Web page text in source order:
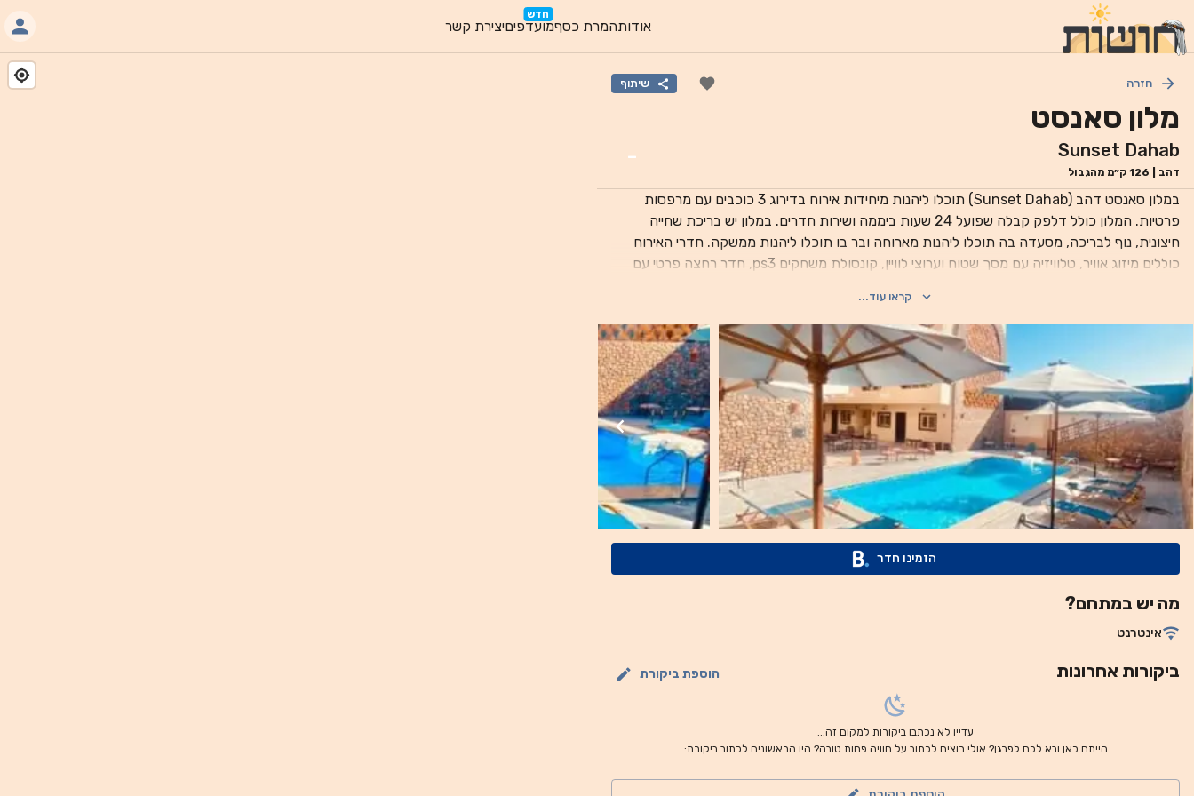
אודותהמרת כסף
חדש
מועדפיםיצירת קשר
חזרה שיתוף
מלון סאנסט
Sunset Dahab
דהב 126 ק״מ מהגבול
-
במלון סאנסט דהב (Sunset Dahab) תוכלו ליהנות מיחידות אירוח בדירוג 3 כוכבים עם מרפסות
פרטיות. המלון כולל דלפק קבלה שפועל 24 שעות ביממה ושירות חדרים. במלון יש בריכת שחייה
חיצונית, נוף לבריכה, מסעדה בה תוכלו ליהנות מארוחה ובר בו תוכלו ליהנות ממשקה. חדרי האירוח
כוללים מיזוג אוויר, טלוויזיה עם מסך שטוח וערוצי לוויין, קונסולת משחקים ps3, חדר רחצה פרטי עם
ובסביבתה, כגון רכיבה על אופניים. נקודות עניין פופולריות בקרבת המלון כוללות את מרכז הצלילה
פינגווין דייברס (Penguin Divers), את סדק פוליקליניק (Sadec Polyclinic) ואת אדוונצ'ר ספורט
דייבינג אנד ספארי (Adventure Sport Diving and Safari). נמל התעופה הקרוב ביותר הוא נמל
התעופה הבינלאומי שארם-א-שייח (Sharm el-Sheikh International) שנמצא במרחק 58 ק“מ,
ומקום האירוח מציע שירות הסעות בתשלום מ/אל נמל התעופה.
קראו עוד...
הזמינו חדר
מה יש במתחם?
אינטרנט
ביקורות אחרונות הוספת ביקורת
עדיין לא נכתבו ביקורות למקום זה...
הייתם כאן ובא לכם לפרגן? אולי רוצים לכתוב על חוויה פחות טובה? היו הראשונים לכתוב ביקורת: